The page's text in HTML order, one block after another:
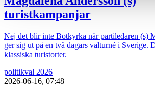
turistkampanjar
Nej det blir inte Botkyrka när partiledaren (s)
ger sig ut på en två dagars valturné i Sverige.
klassiska turistorter.
politikval 2026
2026-06-16, 07:48